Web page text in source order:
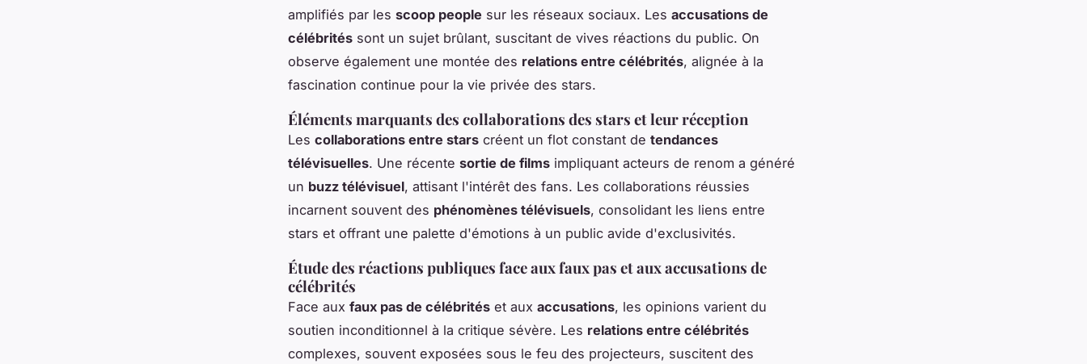
amplifiés par les scoop people sur les réseaux sociaux. Les accusations de
célébrités sont un sujet brûlant, suscitant de vives réactions du public. On
observe également une montée des relations entre célébrités, alignée à la
fascination continue pour la vie privée des stars.
Éléments marquants des collaborations des stars et leur réception
Les collaborations entre stars créent un flot constant de tendances
télévisuelles. Une récente sortie de films impliquant acteurs de renom a généré
un buzz télévisuel, attisant l'intérêt des fans. Les collaborations réussies
incarnent souvent des phénomènes télévisuels, consolidant les liens entre
stars et offrant une palette d'émotions à un public avide d'exclusivités.
Étude des réactions publiques face aux faux pas et aux accusations de
célébrités
Face aux faux pas de célébrités et aux accusations, les opinions varient du
soutien inconditionnel à la critique sévère. Les relations entre célébrités
complexes, souvent exposées sous le feu des projecteurs, suscitent des